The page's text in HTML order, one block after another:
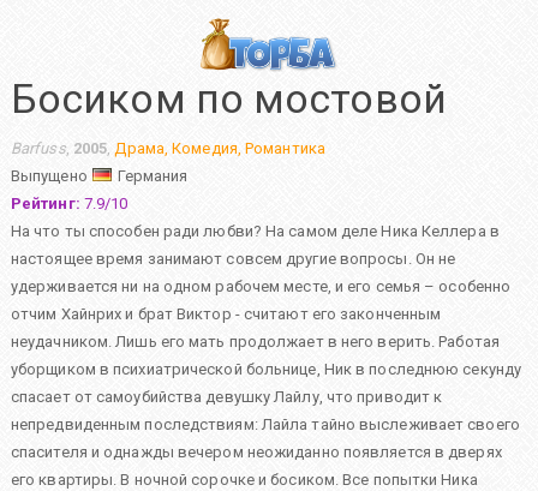
Босиком по мостовой
Barfuss, 2005,Драма,Комедия,Романтика
Выпущено
Германия
Рейтинг: 7.9/10
На что ты способен ради любви? На самом деле Ника Келлера в
настоящее время занимают совсем другие вопросы. Он не
удерживается ни на одном рабочем месте, и его семья – особенно
отчим Хайнрих и брат Виктор - считают его законченным
неудачником. Лишь его мать продолжает в него верить. Работая
уборщиком в психиатрической больнице, Ник в последнюю секунду
спасает от самоубийства девушку Лайлу, что приводит к
непредвиденным последствиям: Лайла тайно выслеживает своего
спасителя и однажды вечером неожиданно появляется в дверях
его квартиры. В ночной сорочке и босиком. Все попытки Ника